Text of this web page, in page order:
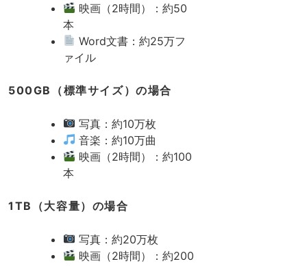
映画（2時間）：約50
本
Word文書：約25万フ
ァイル
500GB（標準サイズ）の場合
写真：約10万枚
音楽：約10万曲
映画（2時間）：約100
本
1TB（大容量）の場合
写真：約20万枚
映画（2時間）：約200